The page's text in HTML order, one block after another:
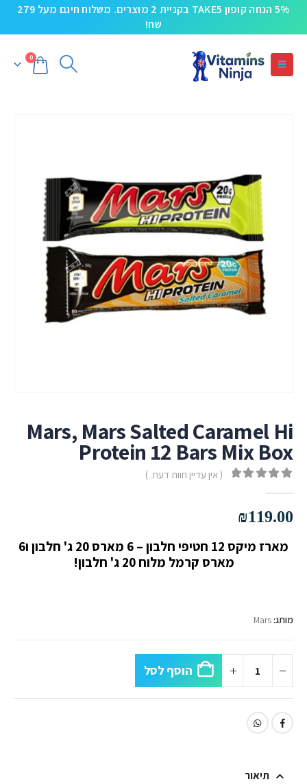
5% הנחה קופון TAKE5 בקניית 2 מוצרים. משלוח חינם מעל 279
שח!
0
Mars, Mars Salted Caramel Hi
Protein 12 Bars Mix Box
( אין עדיין חוות דעת. )
₪119.00
מארז מיקס 12 חטיפי חלבון – 6
מארס 20 ג' חלבון
ו6
מארס קרמל מלוח 20 ג' חלבון!
מותג:Mars
הוסף לסל
תיאור